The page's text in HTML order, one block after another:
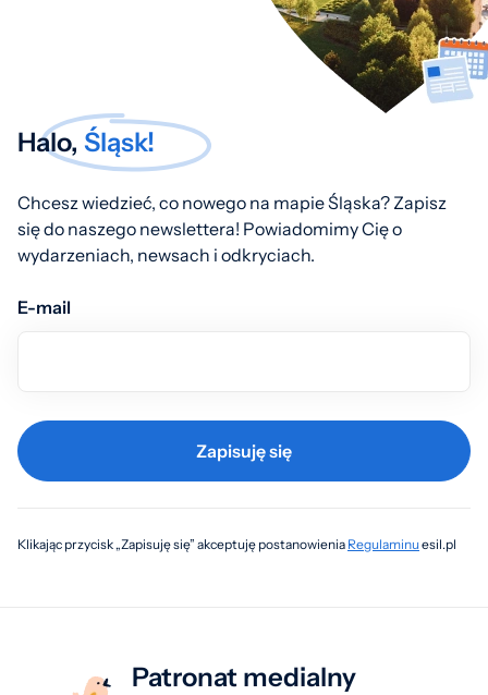
Halo, Śląsk!
Chcesz wiedzieć, co nowego na mapie Śląska? Zapisz
się do naszego newslettera! Powiadomimy Cię o
wydarzeniach, newsach i odkryciach.
E-mail
Zapisuję się
Klikając przycisk „Zapisuję się” akceptuję postanowienia Regulaminuesil.pl
Patronat medialny